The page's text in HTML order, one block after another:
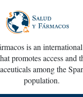
is an
promotes access and
among the
population.